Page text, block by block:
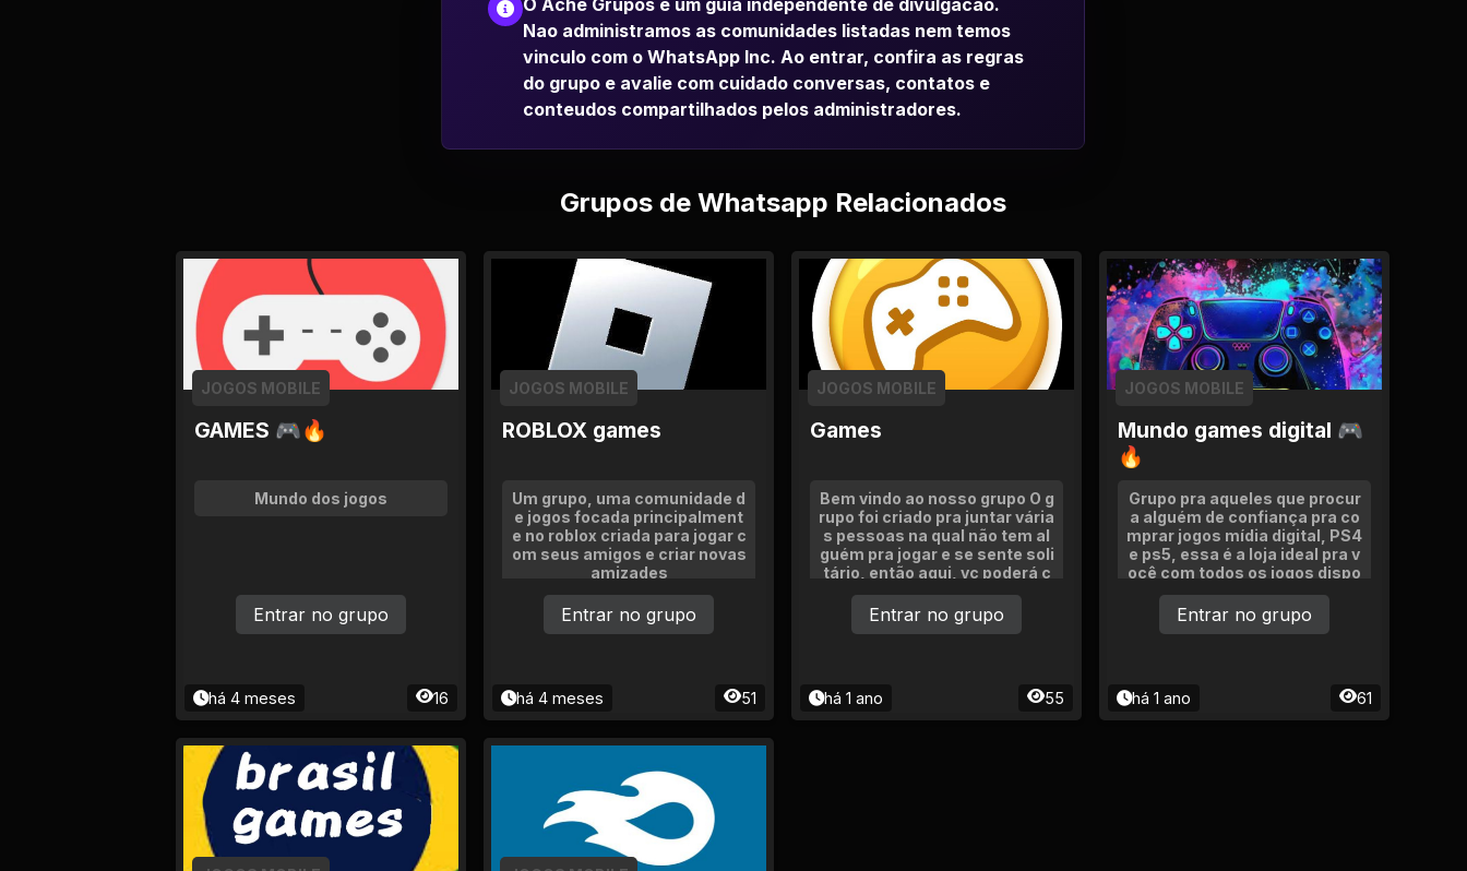
Saúde e Medicina
O Ache Grupos e um guia independente de divulgacao.
Nao administramos as comunidades listadas nem temos
vinculo com o WhatsApp Inc. Ao entrar, confira as regras
do grupo e avalie com cuidado conversas, contatos e
conteudos compartilhados pelos administradores.
Grupos de Whatsapp Relacionados
GAMES 🎮🔥
JOGOS MOBILE
Mundo dos jogos
há 4 meses 16
Entrar no grupo
ROBLOX games
JOGOS MOBILE
Um grupo, uma comunidade d
e jogos focada principalment
e no roblox criada para jogar c
om seus amigos e criar novas
amizades
há 4 meses 51
Entrar no grupo
Games
JOGOS MOBILE
Bem vindo ao nosso grupo O g
rupo foi criado pra juntar vária
s pessoas na qual não tem al
guém pra jogar e se sente soli
tário, então aqui, vc poderá c
hamar alguém pra jogar com
você, principalmente se o jog
o na qual for jogar seja.
há 1 ano 55
Entrar no grupo
Mundo games digital 🎮
🔥
JOGOS MOBILE
Grupo pra aqueles que procur
a alguém de confiança pra co
mprar jogos mídia digital, PS4
e ps5, essa é a loja ideal pra v
ocê com todos os jogos dispo
níveis e com preços que cabe
m nos eu bolso, interessado?
só acessar nosso link.
há 1 ano 61
Entrar no grupo